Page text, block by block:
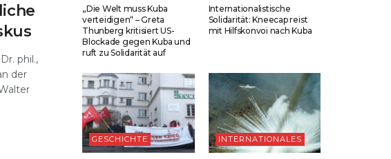
phil.,
der
„Die Welt muss Kuba
verteidigen“ – Greta
Thunberg kritisiert US-
Blockade gegen Kuba und
ruft zu Solidarität auf
Internationalistische
Solidarität: Kneecap reist
mit Hilfskonvoi nach Kuba
GESCHICHTE INTERNATIONALES